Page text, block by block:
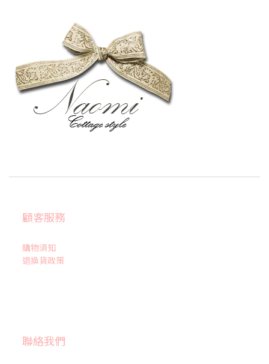
顧客服務
購物須知
退換貨政策
聯絡我們